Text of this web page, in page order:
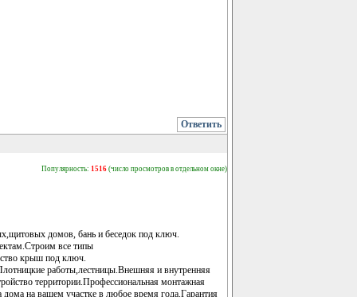
Ответить
Популярность: 1516 (число просмотров в отдельном окне)
домов, бань и беседок под ключ.
все типы
крыш под ключ.
работы,лестницы.Внешняя и внутренняя
территории.Профессиональная монтажная
на вашем участке в любое время года.Гарантия